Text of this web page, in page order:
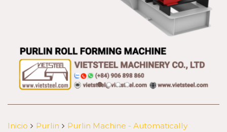
Inicio Purlin
Purlin Machine - Automatically